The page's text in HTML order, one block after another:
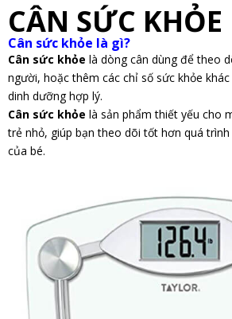
CÂN SỨC KHỎE
Cân sức khỏe là gì?
Cân sức khỏe là dòng cân dùng để theo
người, hoặc thêm các chỉ số sức khỏe
dinh dưỡng hợp lý.
Cân sức khỏe là sản phẩm thiết yếu cho
trẻ nhỏ, giúp bạn theo dõi tốt hơn quá
của bé.